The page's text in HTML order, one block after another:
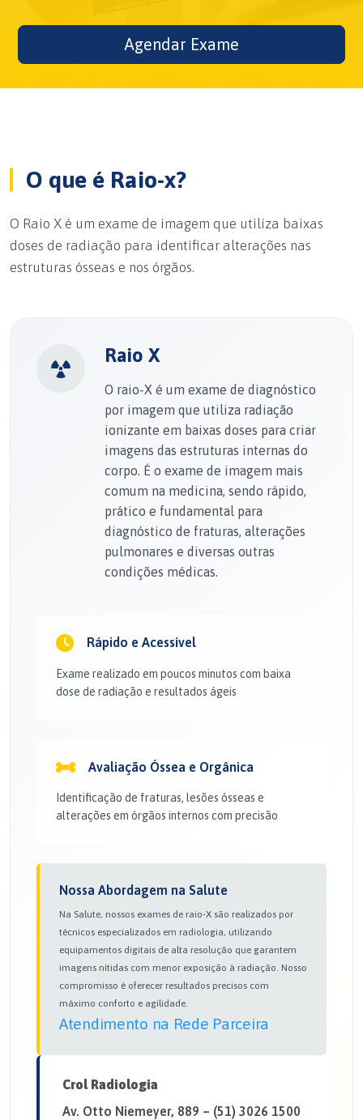
Agendar Exame
O que é Raio-x?
O Raio X é um exame de imagem que utiliza baixas
doses de radiação para identificar alterações nas
estruturas ósseas e nos órgãos.
Raio X
O raio-X é um exame de diagnóstico
por imagem que utiliza radiação
ionizante em baixas doses para criar
imagens das estruturas internas do
corpo. É o exame de imagem mais
comum na medicina, sendo rápido,
prático e fundamental para
diagnóstico de fraturas, alterações
pulmonares e diversas outras
condições médicas.
Rápido e Acessível
Exame realizado em poucos minutos com baixa
dose de radiação e resultados ágeis
Avaliação Óssea e Orgânica
Identificação de fraturas, lesões ósseas e
alterações em órgãos internos com precisão
Nossa Abordagem na Salute
Na Salute, nossos exames de raio-X são realizados por
técnicos especializados em radiologia, utilizando
equipamentos digitais de alta resolução que garantem
imagens nítidas com menor exposição à radiação. Nosso
compromisso é oferecer resultados precisos com
máximo conforto e agilidade.
Atendimento na Rede Parceira
Crol Radiologia
Av. Otto Niemeyer, 889 – (51) 3026 1500